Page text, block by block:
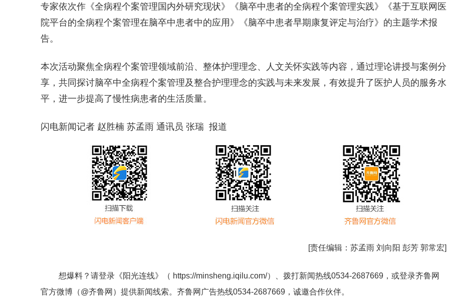
专家依次作《全病程个案管理国内外研究现状》《脑卒中患者的全病程个案管理实践》《基于互联网医
院平台的全病程个案管理在脑卒中患者中的应用》《脑卒中患者早期康复评定与治疗》的主题学术报
告。
本次活动聚焦全病程个案管理领域前沿、整体护理理念、人文关怀实践等内容，通过理论讲授与案例分
享，共同探讨脑卒中全病程个案管理及整合护理理念的实践与未来发展，有效提升了医护人员的服务水
平，进一步提高了慢性病患者的生活质量。
闪电新闻记者 赵胜楠 苏孟雨 通讯员 张瑞 报道
[责任编辑： 苏孟雨 刘向阳 彭芳 郭常宏]
想爆料？请登录《阳光连线》（ https://minsheng.iqilu.com/）、拨打新闻热线0534-2687669，或登录齐鲁网
官方微博（@齐鲁网 ）提供新闻线索。齐鲁网广告热线0534-2687669，诚邀合作伙伴。